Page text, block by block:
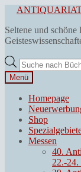
springen
Zum
springen
Seltene und schöne
Products
search
Menü
Homepage
Shop
Messen
40.
22.-24.